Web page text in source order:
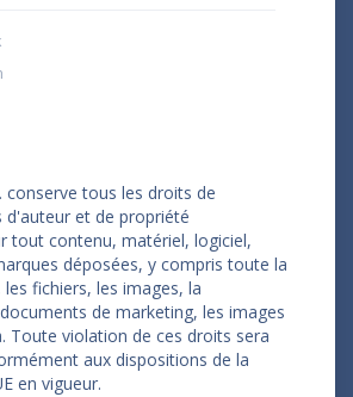
conserve tous les droits de
et de propriété
tout contenu, matériel, logiciel,
déposées, y compris toute la
fichiers, les images, la
de marketing, les images
Toute violation de ces droits sera
aux dispositions de la
en vigueur.